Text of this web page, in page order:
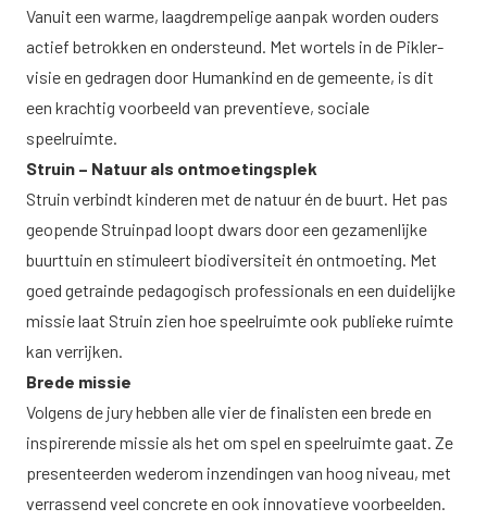
Vanuit een warme, laagdrempelige aanpak worden ouders
actief betrokken en ondersteund. Met wortels in de Pikler-
visie en gedragen door Humankind en de gemeente, is dit
een krachtig voorbeeld van preventieve, sociale
speelruimte.
Struin – Natuur als ontmoetingsplek
Struin verbindt kinderen met de natuur én de buurt. Het pas
geopende Struinpad loopt dwars door een gezamenlijke
buurttuin en stimuleert biodiversiteit én ontmoeting. Met
goed getrainde pedagogisch professionals en een duidelijke
missie laat Struin zien hoe speelruimte ook publieke ruimte
kan verrijken.
Brede missie
Volgens de jury hebben alle vier de finalisten een brede en
inspirerende missie als het om spel en speelruimte gaat. Ze
presenteerden wederom inzendingen van hoog niveau, met
verrassend veel concrete en ook innovatieve voorbeelden.